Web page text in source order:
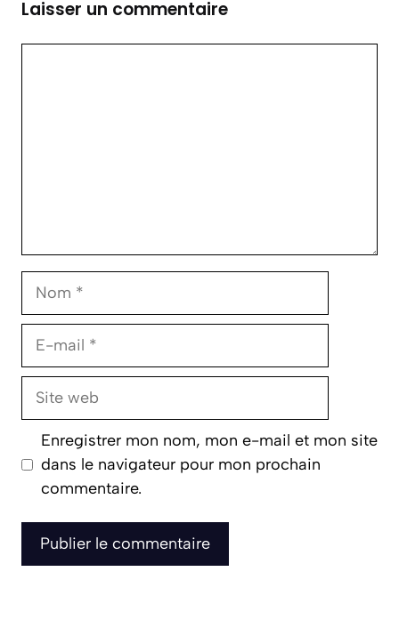
Laisser un commentaire
Nom
E-
Site
Enregistrer mon nom, mon e-mail et mon site
dans le navigateur pour mon prochain
commentaire.